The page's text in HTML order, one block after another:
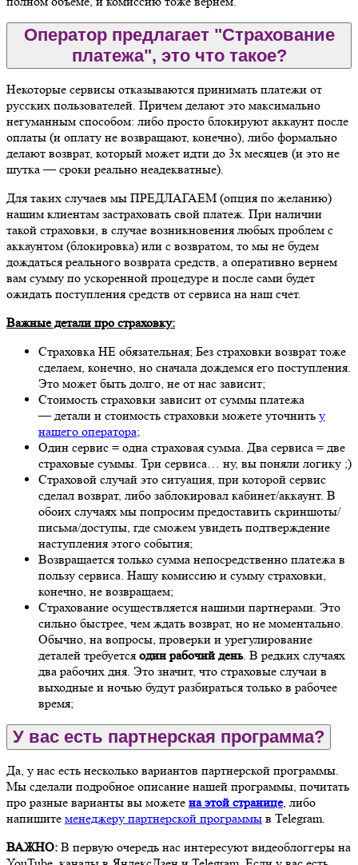
Оператор предлагает "Страхование
платежа", это что такое?
Некоторые сервисы отказываются принимать платежи от
русских пользователей. Причем делают это максимально
негуманным способом: либо просто блокируют аккаунт после
оплаты (и оплату не возвращают, конечно), либо формально
делают возврат, который может идти до 3х месяцев (и это не
шутка — сроки реально неадекватные).
Для таких случаев мы ПРЕДЛАГАЕМ (опция по желанию)
нашим клиентам застраховать свой платеж. При наличии
такой страховки, в случае возникновения любых проблем с
аккаунтом (блокировка) или с возвратом, то мы не будем
дождаться реального возврата средств, а оперативно вернем
вам сумму по ускоренной процедуре и после сами будет
ожидать поступления средств от сервиса на наш счет.
Важные детали про страховку:
Страховка НЕ обязательная; Без страховки возврат тоже
сделаем, конечно, но сначала дождемся его поступления.
Это может быть долго, не от нас зависит;
Стоимость страховки зависит от суммы платежа
— детали и стоимость страховки можете уточнить у
нашего оператора;
Один сервис = одна страховая сумма. Два сервиса = две
страховые суммы. Три сервиса… ну, вы поняли логику ;)
Страховой случай это ситуация, при которой сервис
сделал возврат, либо заблокировал кабинет/аккаунт. В
обоих случаях мы попросим предоставить скриншоты/
письма/доступы, где сможем увидеть подтверждение
наступления этого события;
Возвращается только сумма непосредственно платежа в
пользу сервиса. Нашу комиссию и сумму страховки,
конечно, не возвращаем;
Страхование осуществляется нашими партнерами. Это
сильно быстрее, чем ждать возврат, но не моментально.
Обычно, на вопросы, проверки и урегулирование
деталей требуется один рабочий день. В редких случаях
два рабочих дня. Это значит, что страховые случаи в
выходные и ночью будут разбираться только в рабочее
время;
У вас есть партнерская программа?
Да, у нас есть несколько вариантов партнерской программы.
Мы сделали подробное описание нашей программы, почитать
про разные варианты вы можете на этой странице, либо
напишите менеджеру партнерской программы в Telegram.
ВАЖНО: В первую очередь нас интересуют видеоблоггеры на